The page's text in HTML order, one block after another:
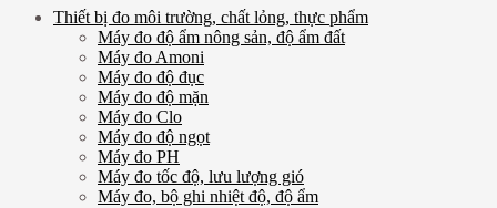
Thiết bị đo môi trường, chất lỏng, thực phẩm
Máy đo độ ẩm nông sản, độ ẩm đất
Máy đo Amoni
Máy đo độ đục
Máy đo độ mặn
Máy đo Clo
Máy đo độ ngọt
Máy đo PH
Máy đo tốc độ, lưu lượng gió
Máy đo, bộ ghi nhiệt độ, độ ẩm